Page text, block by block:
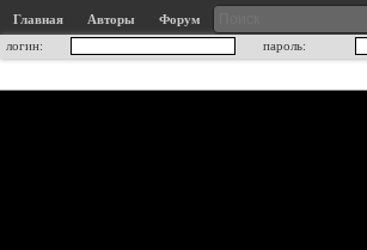
Главная Авторы
Форум
логин:
пароль: